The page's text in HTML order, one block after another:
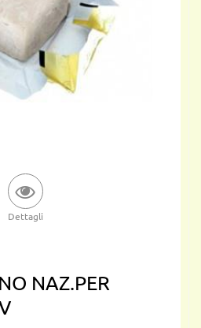
Dettagli
NAZ.PER